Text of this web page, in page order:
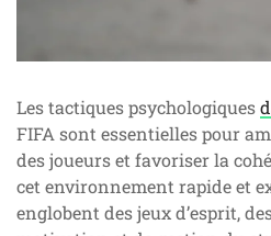
Les tactiques psychologiques
FIFA sont essentielles pour
des joueurs et favoriser la
cet environnement rapide et
englobent des jeux d’esprit,